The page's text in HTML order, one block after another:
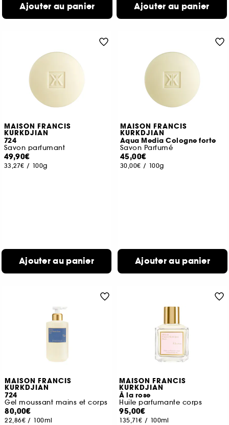
Ajouter au panier Ajouter au panier
MAISON FRANCIS
KURKDJIAN
724
Savon parfumant
49,90€
33,27€ / 100g
Ajouter au panier
MAISON FRANCIS
KURKDJIAN
Aqua Media Cologne forte
Savon Parfumé
45,00€
30,00€ / 100g
Ajouter au panier
MAISON FRANCIS
KURKDJIAN
724
Gel moussant mains et corps
80,00€
22,86€ / 100ml
MAISON FRANCIS
KURKDJIAN
À la rose
Huile parfumante corps
95,00€
135,71€ / 100ml